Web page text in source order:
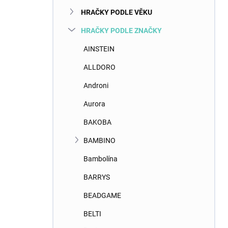
HRAČKY PODLE VĚKU
HRAČKY PODLE ZNAČKY
AINSTEIN
ALLDORO
Androni
Aurora
BAKOBA
BAMBINO
Bambolína
BARRYS
BEADGAME
BELTI